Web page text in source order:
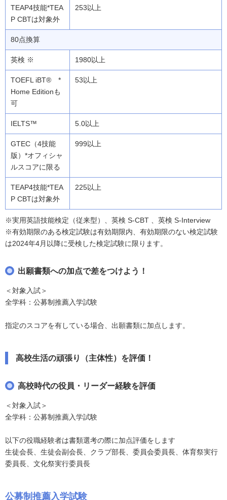
253以上
80点換算
1980以上
53以上
5.0以上
999以上
225以上
※実用英語技能検定（従来型）、英検 S-CBT 、英検 S-Interview
※有効期限のある検定試験は有効期限内、有効期限のない検定試験
は2024年4月以降に受検した検定試験に限ります。
出願書類への加点で差をつけよう！
＜対象入試＞
全学科：公募制推薦入学試験
指定のスコアを有している場合、出願書類に加点します。
高校生活の頑張り（主体性）を評価！
高校時代の役員・リーダー経験を評価
＜対象入試＞
全学科：公募制推薦入学試験
以下の役職経験者は書類選考の際に加点評価をします
生徒会長、生徒会副会長、クラブ部長、委員会委員長、体育祭実行
委員長、文化祭実行委員長
公募制推薦入学試験